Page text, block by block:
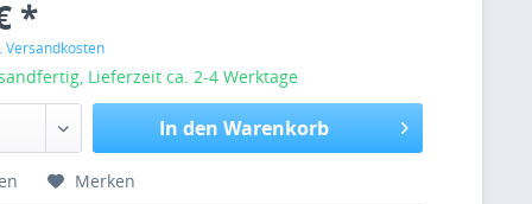
*
Versandkosten
Lieferzeit ca. 2-4 Werktage
In den Warenkorb
Merken